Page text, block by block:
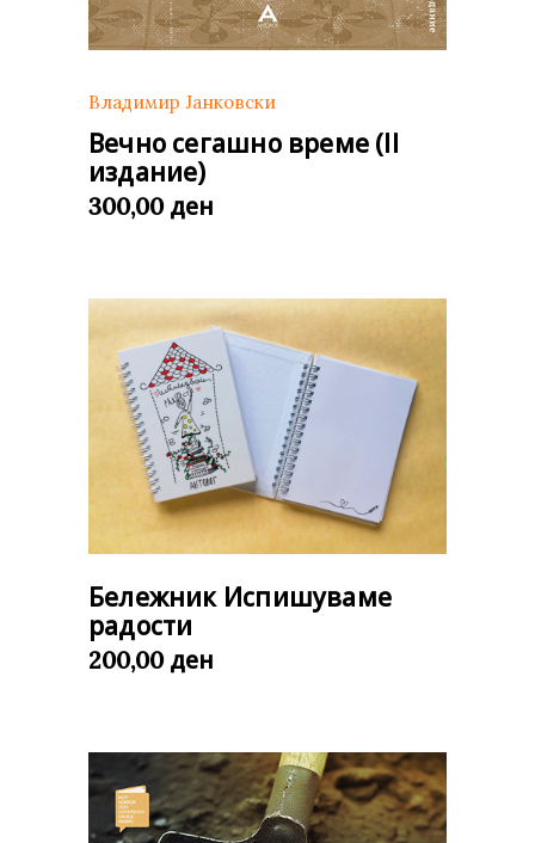
Владимир Јанковски
Вечно сегашно време (II
издание)
300,00 ден
Бележник Испишуваме
радости
200,00 ден